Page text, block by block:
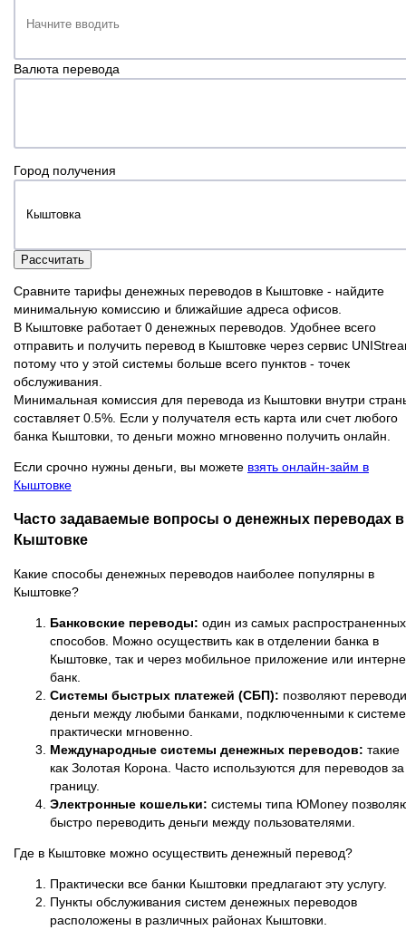
Валюта перевода
Город получения
Рассчитать
Сравните тарифы денежных переводов в Кыштовке - найдите
минимальную комиссию и ближайшие адреса офисов.
В Кыштовке работает 0 денежных переводов. Удобнее всего
отправить и получить перевод в Кыштовке через сервис
потому что у этой системы больше всего пунктов - точек
обслуживания.
Минимальная комиссия для перевода из Кыштовки внутри
составляет 0.5%. Если у получателя есть карта или счет любого
банка Кыштовки, то деньги можно мгновенно получить онлайн.
Если срочно нужны деньги, вы можете взять онлайн-займ в
Кыштовке
Часто задаваемые вопросы о денежных переводах в
Кыштовке
Какие способы денежных переводов наиболее популярны в
Кыштовке?
Банковские переводы: один из самых распространенных
способов. Можно осуществить как в отделении банка в
Кыштовке, так и через мобильное приложение или
банк.
Системы быстрых платежей (СБП): позволяют
деньги между любыми банками, подключенными к
практически мгновенно.
Международные системы денежных переводов: такие
как Золотая Корона. Часто используются для переводов за
границу.
Электронные кошельки: системы типа ЮMoney
быстро переводить деньги между пользователями.
Где в Кыштовке можно осуществить денежный перевод?
Практически все банки Кыштовки предлагают эту услугу.
Пункты обслуживания систем денежных переводов
расположены в различных районах Кыштовки.